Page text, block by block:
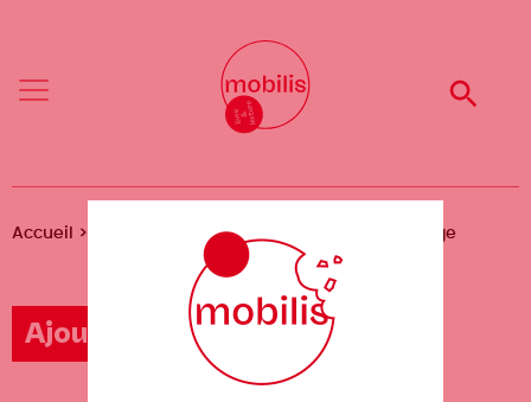
Menu
principal
Menu
Fil
Accueil Atelier d'écriture La couleur rouge
Ajouter un événement